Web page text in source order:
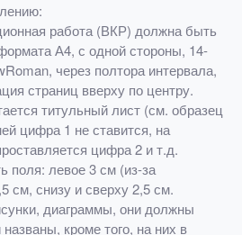
работа (ВКР) должна быть
А4, с одной стороны, 14-
через полтора интервала,
страниц вверху по центру.
титульный лист (см. образец
цифра 1 не ставится, на
цифра 2 и т.д.
поля: левое 3 см (из-за
см, снизу и сверху 2,5 см.
диаграммы, они должны
кроме того, на них в